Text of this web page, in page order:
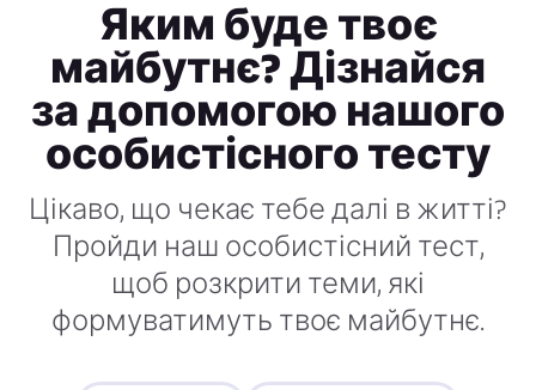
Яким буде твоє
майбутнє? Дізнайся
за допомогою нашого
особистісного тесту
Цікаво, що чекає тебе далі в житті?
Пройди наш особистісний тест,
щоб розкрити теми, які
формуватимуть твоє майбутнє.